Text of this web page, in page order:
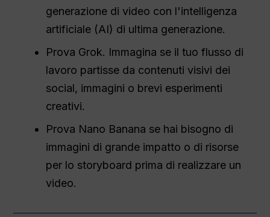
generazione di video con l'intelligenza
artificiale (AI) di ultima generazione.
Prova Grok. Immagina se il tuo flusso di
lavoro partisse da contenuti visivi dei
social, immagini o brevi esperimenti
creativi.
Prova Nano Banana se hai bisogno di
immagini di grande impatto o di risorse
per lo storyboard prima di realizzare un
video.